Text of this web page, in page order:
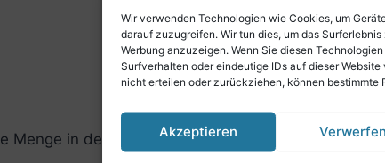
Wir verwenden Technologien wie Cookies, um
darauf zuzugreifen. Wir tun dies, um das
Werbung anzuzeigen. Wenn Sie diesen
Surfverhalten oder eindeutige IDs auf dieser
nicht erteilen oder zurückziehen, können bestimmte
Akzeptieren Verwerfen
Menge in den Warenkorb legen!